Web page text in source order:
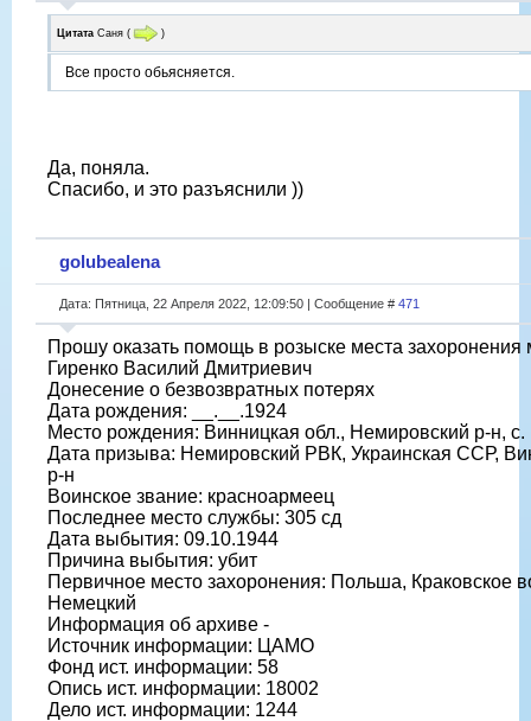
Цитата Саня ( )
Все просто обьясняется.
Да, поняла.
Спасибо, и это разъяснили ))
golubealena
Дата: Пятница, 22 Апреля 2022, 12:09:50 | Сообщение # 471
Прошу оказать помощь в розыске места захоронения
Гиренко Василий Дмитриевич
Донесение о безвозвратных потерях
Дата рождения: __.__.1924
Место рождения: Винницкая обл., Немировский р-н, с.
Дата призыва: Немировский РВК, Украинская ССР,
р-н
Воинское звание: красноармеец
Последнее место службы: 305 сд
Дата выбытия: 09.10.1944
Причина выбытия: убит
Первичное место захоронения: Польша, Краковское
Немецкий
Информация об архиве -
Источник информации: ЦАМО
Фонд ист. информации: 58
Опись ист. информации: 18002
Дело ист. информации: 1244